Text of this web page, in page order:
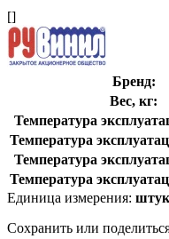
[]
Бренд:
Вес, кг:
Температура
Температура
Температура
Температура
Единица измерения: штук
Сохранить или